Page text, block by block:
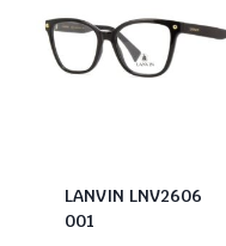
LANVIN LNV2606
001